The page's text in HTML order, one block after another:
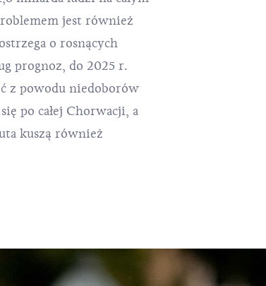
jest również
o rosnących
prognoz, do 2025 r.
z powodu niedoborów
po całej Chorwacji, a
kuszą również